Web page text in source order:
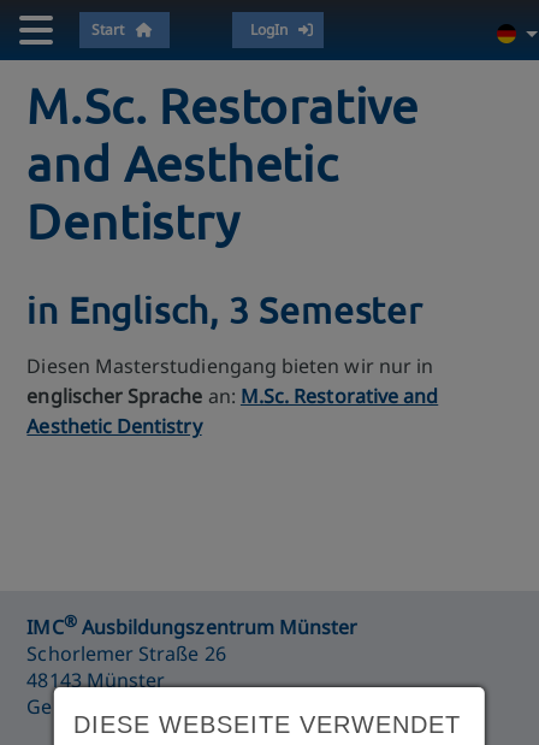
LogIn
Start
M.Sc. Restorative
and Aesthetic
Dentistry
in Englisch, 3 Semester
Diesen Masterstudiengang bieten wir nur in
englischer Sprache an: M.Sc. Restorative and
Aesthetic Dentistry
IMC®Ausbildungszentrum Münster
Schorlemer Straße 26
48143 Münster
Germany
DIESE WEBSEITE VERWENDET